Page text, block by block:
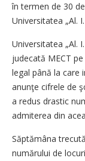
în termen de 30
Universitatea „Al.
Universitatea „Al.
judecată MECT
legal până la care
anunţe cifrele de
a redus drastic
admiterea din
Săptămâna
numărului de